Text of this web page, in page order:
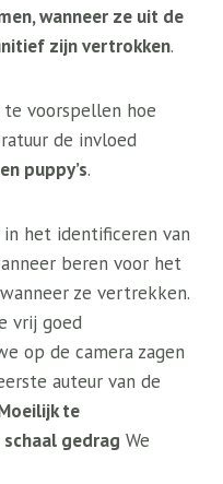
wanneer ze uit de
zijn vertrokken.
voorspellen hoe
de invloed
puppy’s.
het identificeren van
beren voor het
ze vertrekken.
vrij goed
op de camera zagen
auteur van de
te
gedrag We